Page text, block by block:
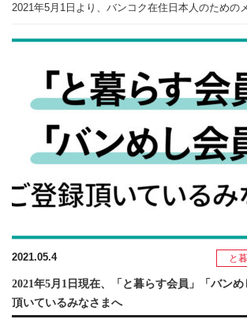
2021年5月1日より、バンコク在住日本人のための
2021.05.4 と
2021年5月1日現在、「と暮らす会員」「バン
頂いているみなさまへ